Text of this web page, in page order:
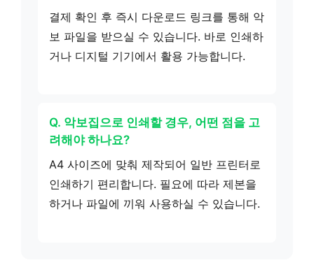
결제 확인 후 즉시 다운로드 링크를 통해 악
보 파일을 받으실 수 있습니다. 바로 인쇄하
거나 디지털 기기에서 활용 가능합니다.
Q. 악보집으로 인쇄할 경우, 어떤 점을 고
려해야 하나요?
A4 사이즈에 맞춰 제작되어 일반 프린터로
인쇄하기 편리합니다. 필요에 따라 제본을
하거나 파일에 끼워 사용하실 수 있습니다.